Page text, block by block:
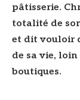
pâtisserie.
totalité de
et dit vouloir
de sa vie,
boutiques.